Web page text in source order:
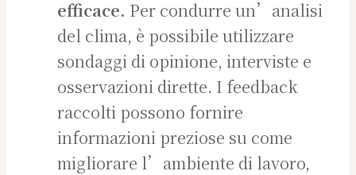
efficace. Per condurre un’analisi
del clima, è possibile utilizzare
sondaggi di opinione, interviste e
osservazioni dirette. I feedback
raccolti possono fornire
informazioni preziose su come
migliorare l’ambiente di lavoro,